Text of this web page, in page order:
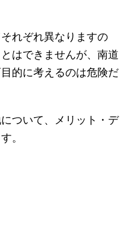
れぞれ異なりますの
はできませんが、南道
的に考えるのは危険だ
ついて、メリット・デ
。